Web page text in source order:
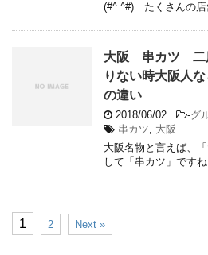
(#^.^#) たくさんの店
大阪 串カツ 二
りない時大阪人
の違い
2018/06/02 -グ
串カツ, 大阪
大阪名物と言えば、
して「串カツ」です
1 2 Next »